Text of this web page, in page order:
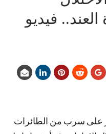
العند.. فيديو
على سرب من الطائرات